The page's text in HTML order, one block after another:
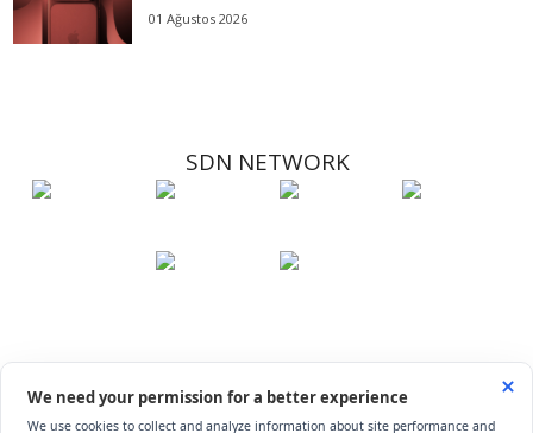
01 Ağustos 2026
SDN NETWORK